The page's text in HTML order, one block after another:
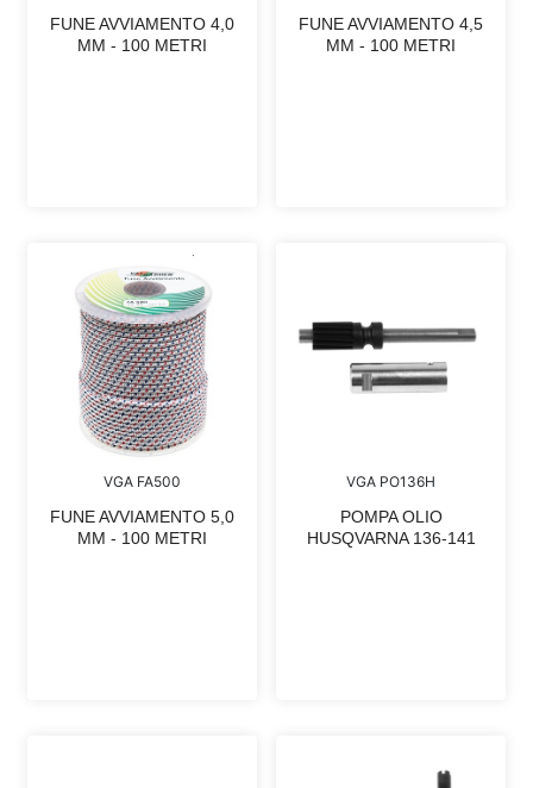
FUNE AVVIAMENTO 4,0
MM - 100 METRI
FUNE AVVIAMENTO 4,5
MM - 100 METRI
VGA FA500
FUNE AVVIAMENTO 5,0
MM - 100 METRI
VGA PO136H
POMPA OLIO
HUSQVARNA 136-141